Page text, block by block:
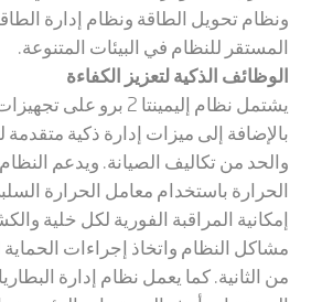
ونظام تحويل الطاقة ونظام إدارة
المستقر للنظام في البيئات المتنوعة.
الوظائف الذكية لتعزيز الكفاءة
يشتمل نظام إليمينتا 2 برو
بالإضافة إلى ميزات إدارة ذكية
والحد من تكاليف الصيانة. ويدعم
إمكانية المراقبة الفورية لكل خلية
مشاكل النظام واتخاذ إجراءات الحماية
من الثانية. كما يعمل نظام إدارة